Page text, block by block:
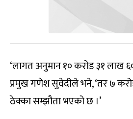
‘लागत अनुमान १० करोड ३१ लाख
प्रमुख गणेश सुवेदीले भने, ‘तर ७
ठेक्का सम्झौता भएको छ ।’